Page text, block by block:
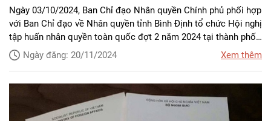
Ngày 03/10/2024, Ban Chỉ đạo Nhân quyền Chính phủ phối hợp
với Ban Chỉ đạo về Nhân quyền tỉnh Bình Định tổ chức Hội nghị
tập huấn nhân quyền toàn quốc đợt 2 năm 2024 tại thành phố
Quy Nhơn, tỉnh Bình Định. Trung tướng Lê Quốc Hùng, Ủy viên
Trung ương Đảng, Thứ trưởng Bộ Công an, Phó Trưởng ban
Ngày đăng: 20/11/2024 Xem thêm